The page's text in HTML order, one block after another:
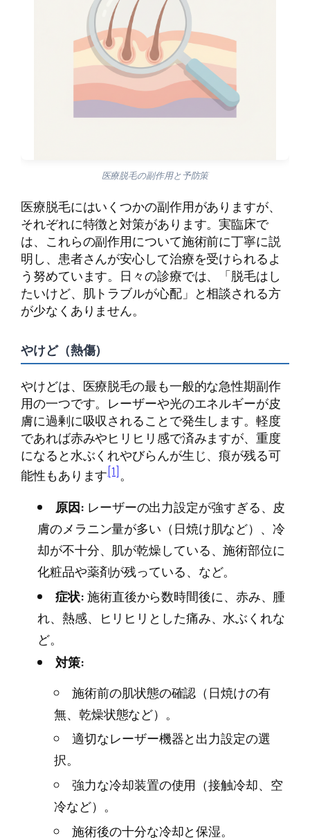
医療脱毛の副作用と予防策
医療脱毛にはいくつかの副作用がありますが、
それぞれに特徴と対策があります。実臨床で
は、これらの副作用について施術前に丁寧に説
明し、患者さんが安心して治療を受けられるよ
う努めています。日々の診療では、「脱毛はし
たいけど、肌トラブルが心配」と相談される方
が少なくありません。
やけど（熱傷）
やけどは、医療脱毛の最も一般的な急性期副作
用の一つです。レーザーや光のエネルギーが皮
膚に過剰に吸収されることで発生します。軽度
であれば赤みやヒリヒリ感で済みますが、重度
になると水ぶくれやびらんが生じ、痕が残る可
能性もあります[1]。
原因: レーザーの出力設定が強すぎる、皮
膚のメラニン量が多い（日焼け肌など）、冷
却が不十分、肌が乾燥している、施術部位に
化粧品や薬剤が残っている、など。
症状:施術直後から数時間後に、赤み、腫
れ、熱感、ヒリヒリとした痛み、水ぶくれな
ど。
対策:
施術前の肌状態の確認（日焼けの有
無、乾燥状態など）。
適切なレーザー機器と出力設定の選
択。
強力な冷却装置の使用（接触冷却、空
冷など）。
施術後の十分な冷却と保湿。